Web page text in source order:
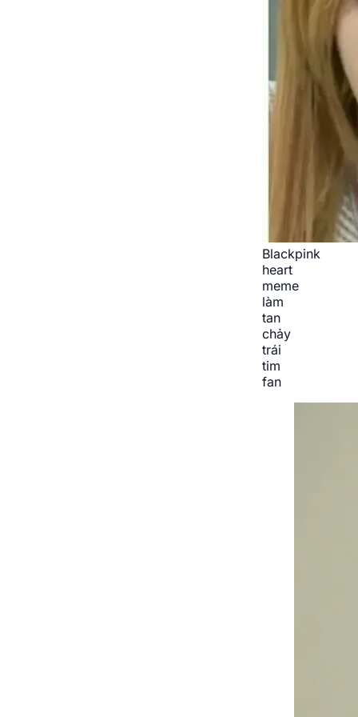
Blackpink
heart
meme
làm
tan
chảy
trái
tim
fan